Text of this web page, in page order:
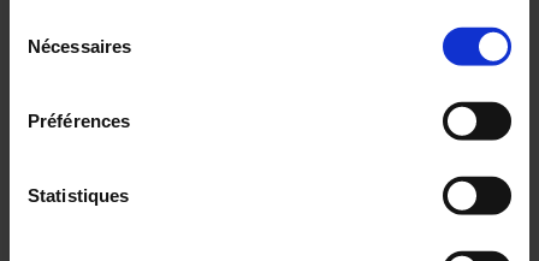
Pour en savoir plus, veuillez consulter notre
politique de
Nécessaires
Préférences
Statistiques
Catalogues 2023 - 2024